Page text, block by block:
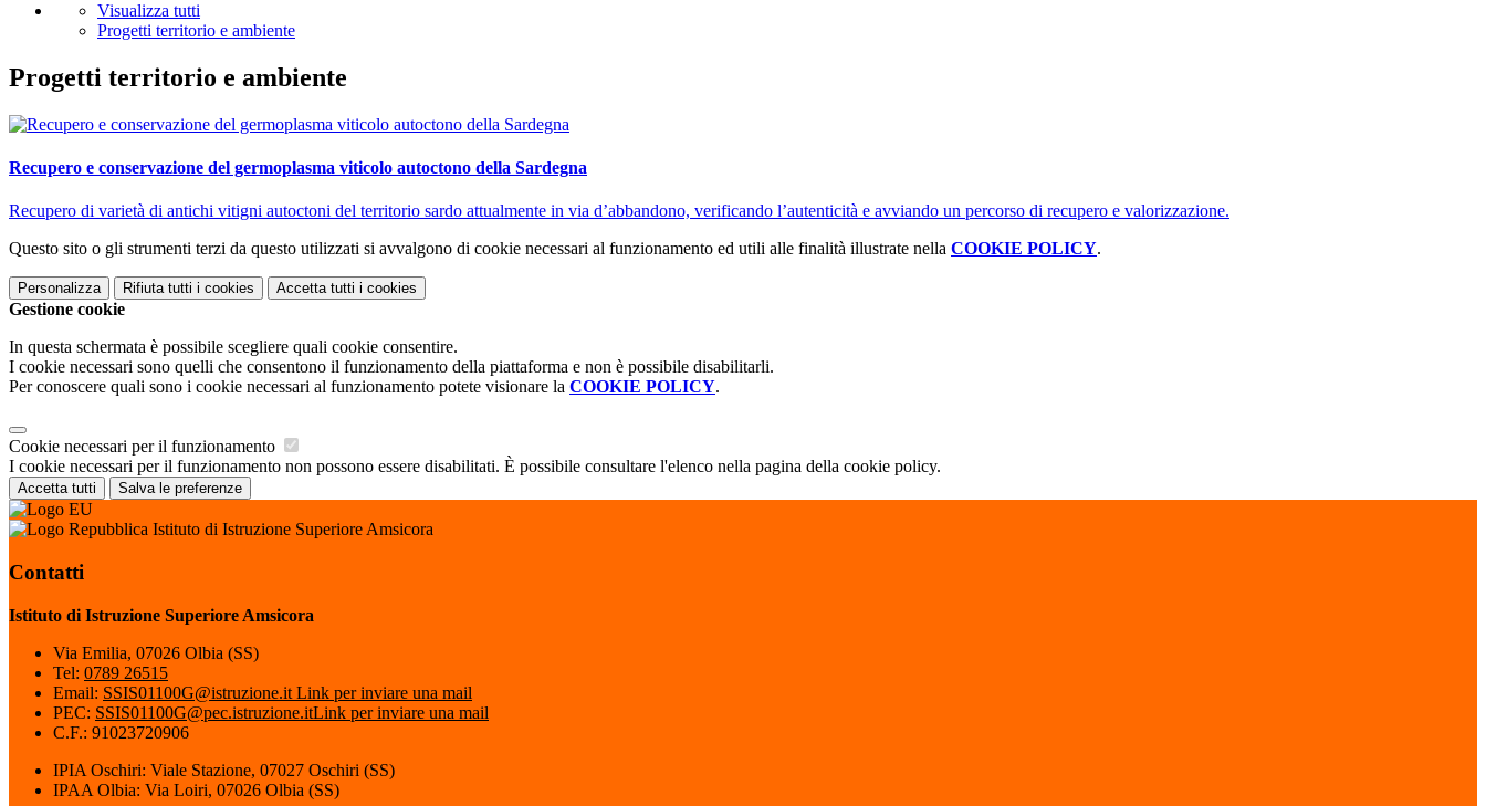
Visualizza tutti
Progetti territorio e ambiente
Progetti territorio e ambiente
Recupero e conservazione del germoplasma viticolo autoctono della Sardegna
Recupero di varietà di antichi vitigni autoctoni del territorio sardo attualmente in via d’abbandono, verificando l’autenticità e avviando un percorso di recupero e valorizzazione.
Questo sito o gli strumenti terzi da questo utilizzati si avvalgono di cookie necessari al funzionamento ed utili alle finalità illustrate nella COOKIE POLICY.
Personalizza Rifiuta tutti i cookies Accetta tutti i cookies
Gestione cookie
In questa schermata è possibile scegliere quali cookie consentire.
I cookie necessari sono quelli che consentono il funzionamento della piattaforma e non è possibile disabilitarli.
Per conoscere quali sono i cookie necessari al funzionamento potete visionare la COOKIE POLICY.
Cookie necessari per il funzionamento
I cookie necessari per il funzionamento non possono essere disabilitati. È possibile consultare l'elenco nella pagina della cookie policy.
Accetta tutti Salva le preferenze
Istituto di Istruzione Superiore Amsicora
Contatti
Istituto di Istruzione Superiore Amsicora
Via Emilia, 07026 Olbia (SS)
Tel: 0789 26515
Email: SSIS01100G@istruzione.it Link per inviare una mail
PEC: SSIS01100G@pec.istruzione.itLink per inviare una mail
C.F.: 91023720906
IPIA Oschiri: Viale Stazione, 07027 Oschiri (SS)
IPAA Olbia: Via Loiri, 07026 Olbia (SS)